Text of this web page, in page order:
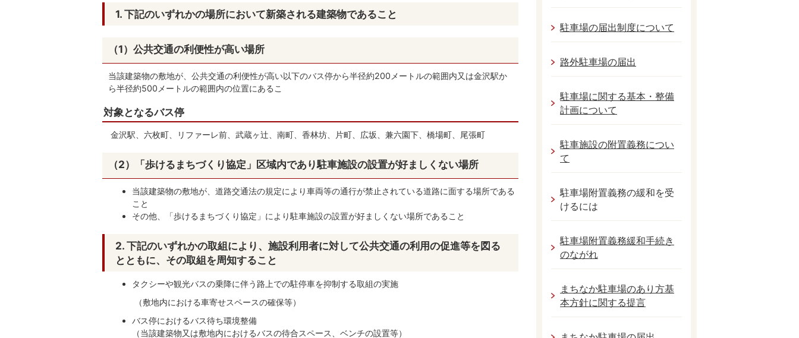
1. 下記のいずれかの場所において新築される建築物であること
（1）公共交通の利便性が高い場所
当該建築物の敷地が、公共交通の利便性が高い以下のバス停から半径約200メートルの範囲内又は金沢駅か
ら半径約500メートルの範囲内の位置にあるこ
対象となるバス停
金沢駅、六枚町、リファーレ前、武蔵ヶ辻、南町、香林坊、片町、広坂、兼六園下、橋場町、尾張町
（2）「歩けるまちづくり協定」区域内であり駐車施設の設置が好ましくない場所
当該建築物の敷地が、道路交通法の規定により車両等の通行が禁止されている道路に面する場所である
こと
その他、「歩けるまちづくり協定」により駐車施設の設置が好ましくない場所であること
2. 下記のいずれかの取組により、施設利用者に対して公共交通の利用の促進等を図る
とともに、その取組を周知すること
タクシーや観光バスの乗降に伴う路上での駐停車を抑制する取組の実施
（敷地内における車寄せスペースの確保等）
バス停におけるバス待ち環境整備
（当該建築物又は敷地内におけるバスの待合スペース、ベンチの設置等）
駐車場の届出制度について
路外駐車場の届出
駐車場に関する基本・整備
計画について
駐車施設の附置義務につい
て
駐車場附置義務の緩和を受
けるには
駐車場附置義務緩和手続き
のながれ
まちなか駐車場のあり方基
本方針に関する提言